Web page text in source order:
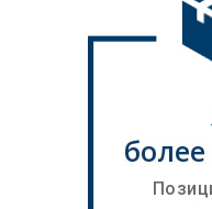
более